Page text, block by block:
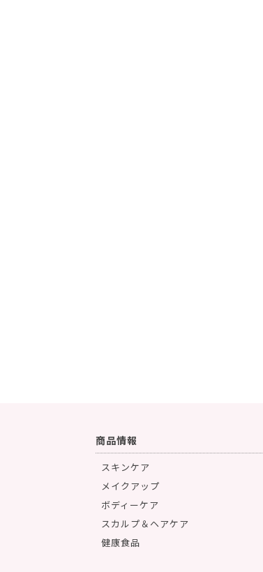
商品情報
スキンケア
メイクアップ
ボディーケア
スカルプ＆ヘアケア
健康食品